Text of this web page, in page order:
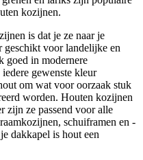
kozijnen.
is dat je ze naar je
geschikt voor landelijke en
goed in modernere
gewenste kleur
om wat voor oorzaak stuk
worden. Houten kozijnen
zijn ze passend voor alle
schuiframen en -
dakkapel is hout een